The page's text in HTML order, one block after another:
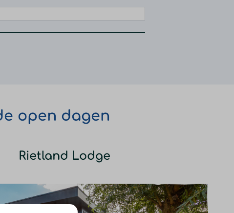
open dagen
Rietland Lodge